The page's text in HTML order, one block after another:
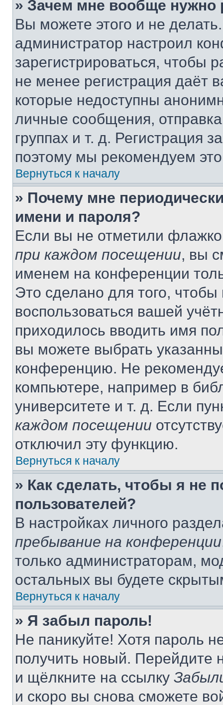
» Зачем мне вообще нужно
Вы можете этого и не
администратор настроил
зарегистрироваться, чтобы
не менее регистрация даёт
которые недоступны
личные сообщения,
группах и т. д. Регистрация
поэтому мы рекомендуем
Вернуться к началу
» Почему мне
имени и пароля?
Если вы не отметили
при каждом посещении, вы
именем на конференции
Это сделано для того, чтобы
воспользоваться вашей
приходилось вводить имя
вы можете выбрать
конференцию. Не
компьютере, например в
университете и т. д. Если
каждом посещении
отключил эту функцию.
Вернуться к началу
» Как сделать, чтобы я не
пользователей?
В настройках личного
пребывание на конференции
только администраторам,
остальных вы будете
Вернуться к началу
» Я забыл пароль!
Не паникуйте! Хотя пароль
получить новый. Перейдите
и щёлкните на ссылку
и скоро вы снова сможете